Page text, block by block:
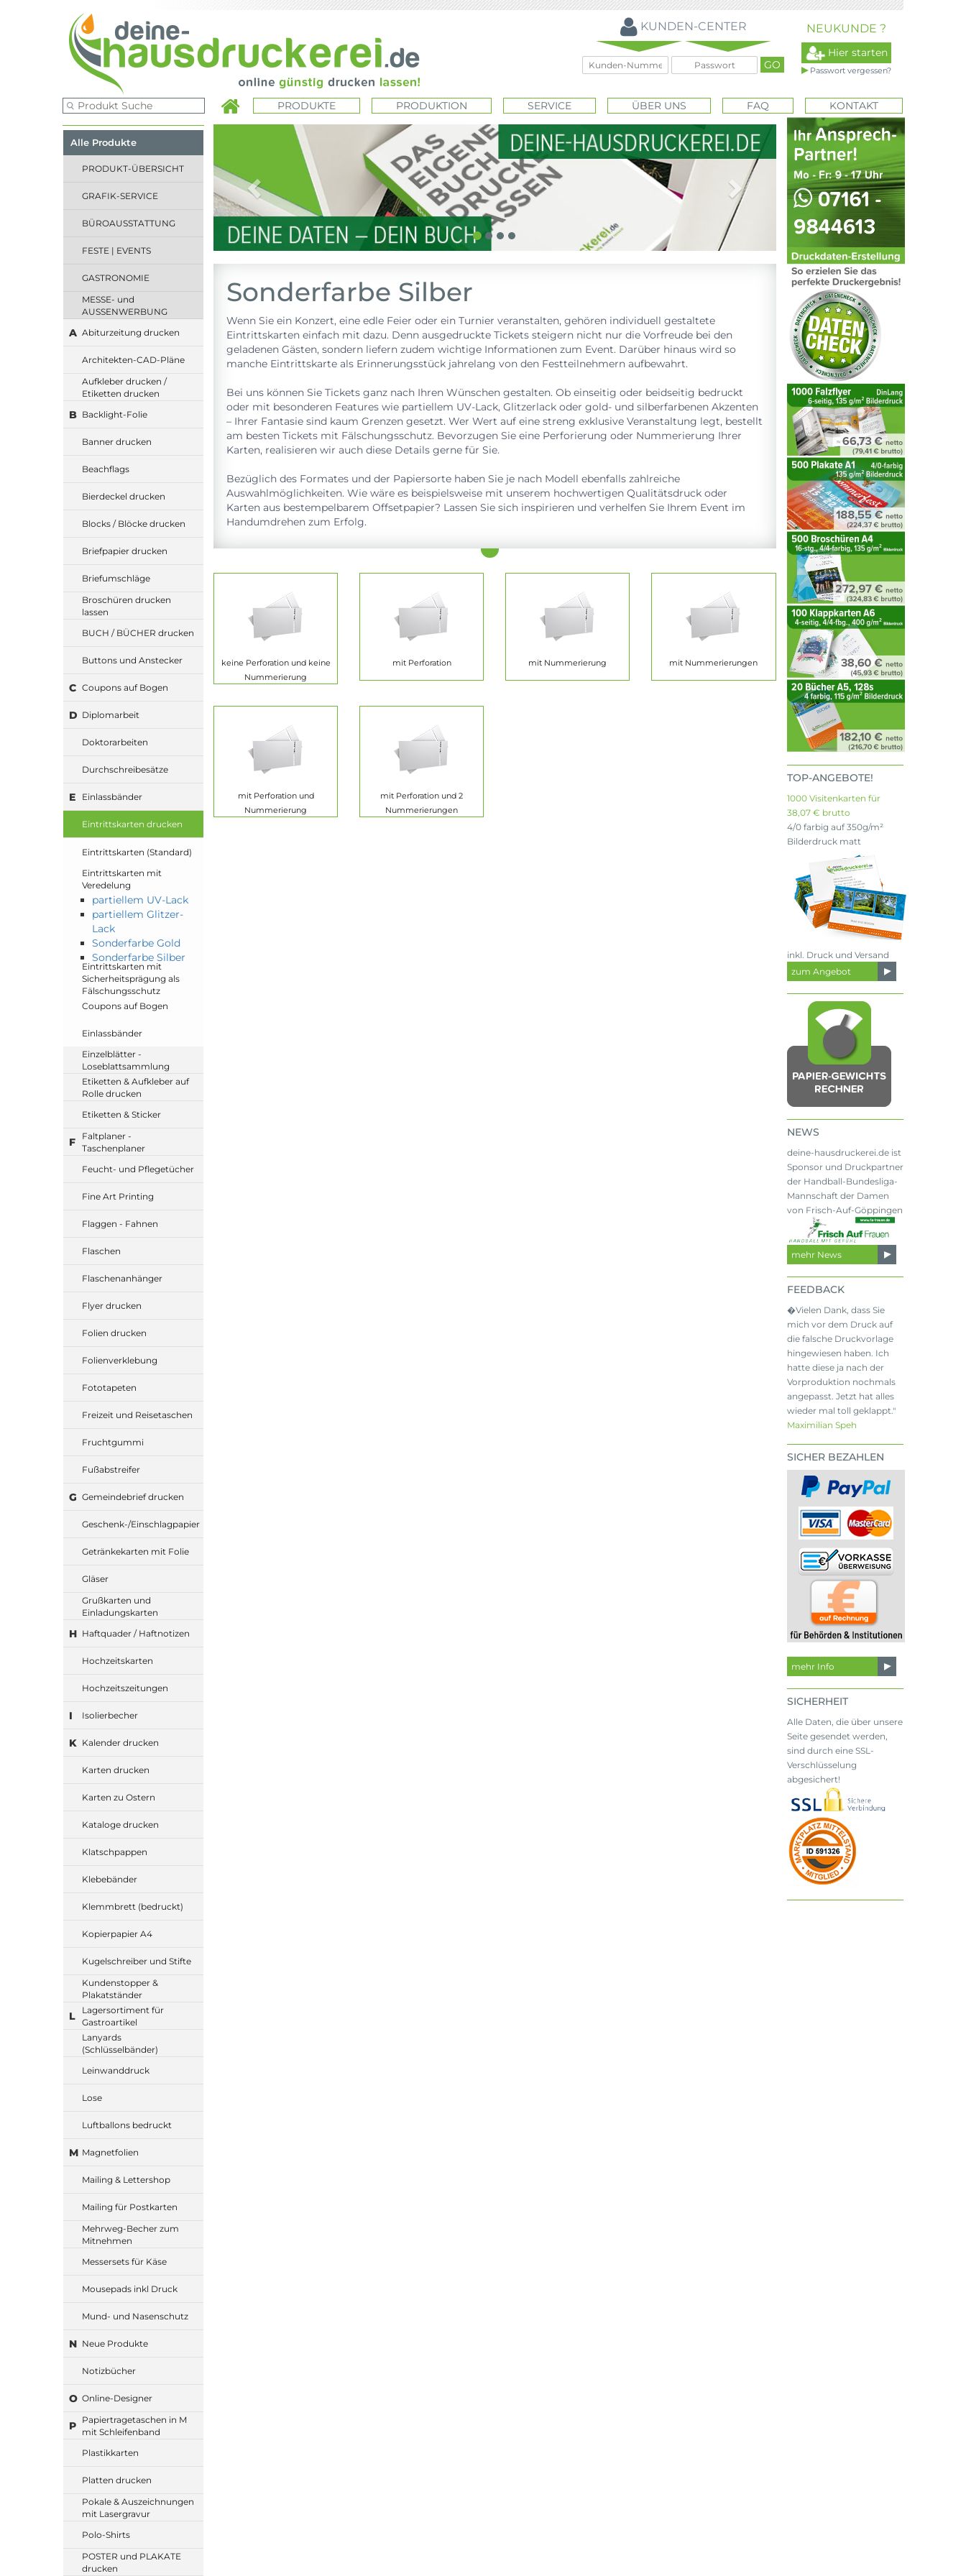
KUNDEN-CENTER NEUKUNDE ?
Hier starten
Passwort vergessen?
PRODUKTE PRODUKTION SERVICE ÜBER UNS FAQ KONTAKT
Alle Produkte
PRODUKT-ÜBERSICHT
GRAFIK-SERVICE
BÜROAUSSTATTUNG
FESTE | EVENTS
GASTRONOMIE
MESSE- und
AUSSENWERBUNG
A Abiturzeitung drucken
Architekten-CAD-Pläne
Aufkleber drucken /
Etiketten drucken
B Backlight-Folie
Banner drucken
Beachflags
Bierdeckel drucken
Blocks / Blöcke drucken
Briefpapier drucken
Briefumschläge
Broschüren drucken
lassen
BUCH / BÜCHER drucken
Buttons und Anstecker
C Coupons auf Bogen
D Diplomarbeit
Doktorarbeiten
Durchschreibesätze
E Einlassbänder
Eintrittskarten drucken
Eintrittskarten (Standard)
Eintrittskarten mit
Veredelung
partiellem UV-Lack
partiellem Glitzer-
Lack
Sonderfarbe Gold
Sonderfarbe Silber
Eintrittskarten mit
Sicherheitsprägung als
Fälschungsschutz
Coupons auf Bogen
Einlassbänder
Einzelblätter -
Loseblattsammlung
Etiketten & Aufkleber auf
Rolle drucken
Etiketten & Sticker
F
Faltplaner -
Taschenplaner
Feucht- und Pflegetücher
Fine Art Printing
Flaggen - Fahnen
Flaschen
Flaschenanhänger
Flyer drucken
Folien drucken
Folienverklebung
Fototapeten
Freizeit und Reisetaschen
Fruchtgummi
Fußabstreifer
G Gemeindebrief drucken
Geschenk-/Einschlagpapier
Getränkekarten mit Folie
Gläser
Grußkarten und
Einladungskarten
H Haftquader / Haftnotizen
Hochzeitskarten
Hochzeitszeitungen
I Isolierbecher
K Kalender drucken
Karten drucken
Karten zu Ostern
Kataloge drucken
Klatschpappen
Klebebänder
Klemmbrett (bedruckt)
Kopierpapier A4
Kugelschreiber und Stifte
Kundenstopper &
Plakatständer
L
Lagersortiment für
Gastroartikel
Lanyards
(Schlüsselbänder)
Leinwanddruck
Lose
Luftballons bedruckt
M Magnetfolien
Mailing & Lettershop
Mailing für Postkarten
Mehrweg-Becher zum
Mitnehmen
Messersets für Käse
Mousepads inkl Druck
Mund- und Nasenschutz
N Neue Produkte
Notizbücher
O Online-Designer
P Papiertragetaschen in M
mit Schleifenband
Plastikkarten
Platten drucken
Pokale & Auszeichnungen
mit Lasergravur
Polo-Shirts
POSTER und PLAKATE
drucken
Previous Next
Sonderfarbe Silber
Wenn Sie ein Konzert, eine edle Feier oder ein Turnier veranstalten, gehören individuell gestaltete
Eintrittskarten einfach mit dazu. Denn ausgedruckte Tickets steigern nicht nur die Vorfreude bei den
geladenen Gästen, sondern liefern zudem wichtige Informationen zum Event. Darüber hinaus wird so
manche Eintrittskarte als Erinnerungsstück jahrelang von den Festteilnehmern aufbewahrt.
Bei uns können Sie Tickets ganz nach Ihren Wünschen gestalten. Ob einseitig oder beidseitig bedruckt
oder mit besonderen Features wie partiellem UV-Lack, Glitzerlack oder gold- und silberfarbenen Akzenten
– Ihrer Fantasie sind kaum Grenzen gesetzt. Wer Wert auf eine streng exklusive Veranstaltung legt, bestellt
am besten Tickets mit Fälschungsschutz. Bevorzugen Sie eine Perforierung oder Nummerierung Ihrer
Karten, realisieren wir auch diese Details gerne für Sie.
Bezüglich des Formates und der Papiersorte haben Sie je nach Modell ebenfalls zahlreiche
Auswahlmöglichkeiten. Wie wäre es beispielsweise mit unserem hochwertigen Qualitätsdruck oder
Karten aus bestempelbarem Offsetpapier? Lassen Sie sich inspirieren und verhelfen Sie Ihrem Event im
Handumdrehen zum Erfolg.
keine Perforation und keine
Nummerierung
mit Perforation mit Nummerierung mit Nummerierungen
mit Perforation und
Nummerierung
mit Perforation und 2
Nummerierungen
TOP-ANGEBOTE!
1000 Visitenkarten für
38,07 € brutto
4/0 farbig auf 350g/m²
Bilderdruck matt
inkl. Druck und Versand
zum Angebot
NEWS
deine-hausdruckerei.de ist
Sponsor und Druckpartner
der Handball-Bundesliga-
Mannschaft der Damen
von Frisch-Auf-Göppingen
mehr News
FEEDBACK
�Vielen Dank, dass Sie
mich vor dem Druck auf
die falsche Druckvorlage
hingewiesen haben. Ich
hatte diese ja nach der
Vorproduktion nochmals
angepasst. Jetzt hat alles
wieder mal toll geklappt."
Maximilian Speh
SICHER BEZAHLEN
mehr Info
SICHERHEIT
Alle Daten, die über unsere
Seite gesendet werden,
sind durch eine SSL-
Verschlüsselung
abgesichert!